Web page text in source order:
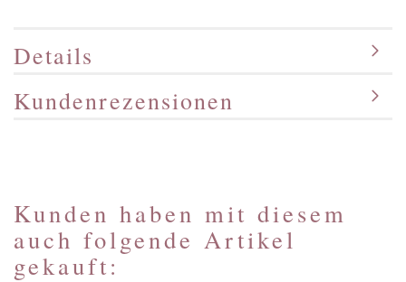
Details
Kundenrezensionen
Kunden haben mit diesem
auch folgende Artikel
gekauft: